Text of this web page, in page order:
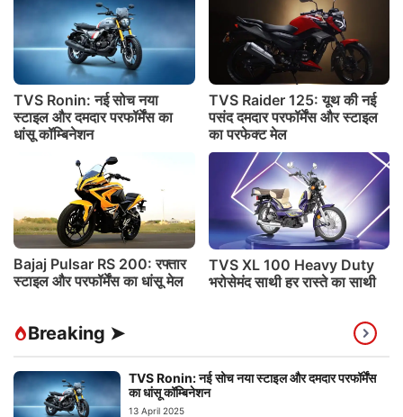
TVS Ronin: नई सोच नया
स्टाइल और दमदार परफॉर्मेंस का
धांसू कॉम्बिनेशन
TVS Raider 125: यूथ की नई
पसंद दमदार परफॉर्मेंस और स्टाइल
का परफेक्ट मेल
Bajaj Pulsar RS 200: रफ्तार
स्टाइल और परफॉर्मेंस का धांसू मेल
TVS XL 100 Heavy Duty
भरोसेमंद साथी हर रास्ते का साथी
Breaking ➤
TVS Ronin: नई सोच नया स्टाइल और दमदार परफॉर्मेंस
का धांसू कॉम्बिनेशन
13 April 2025